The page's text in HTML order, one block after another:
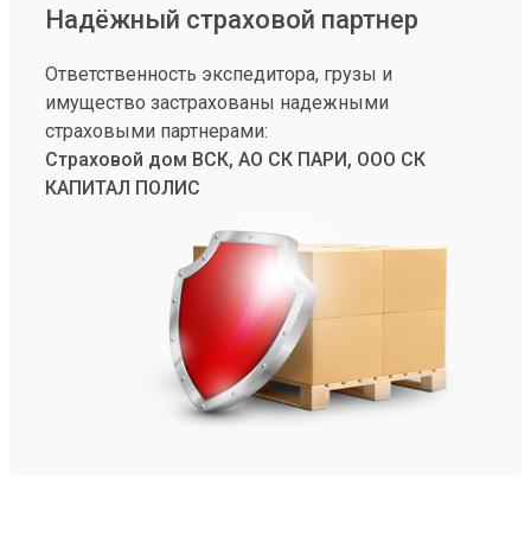
Надёжный страховой партнер
Ответственность экспедитора, грузы и
имущество застрахованы надежными
страховыми партнерами:
Страховой дом ВСК, АО СК ПАРИ, ООО СК
КАПИТАЛ ПОЛИС